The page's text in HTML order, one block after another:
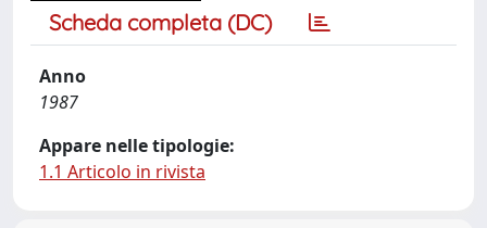
Scheda completa (DC)
Anno
1987
Appare nelle tipologie:
1.1 Articolo in rivista